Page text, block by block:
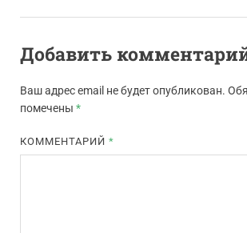
Добавить
Ваш адрес email не будет опубликован.
помечены *
КОММЕНТАРИЙ*